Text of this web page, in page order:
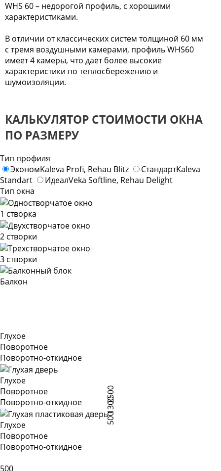
WHS 60 – недорогой профиль, с хорошими
характеристиками.
В отличии от классических систем толщиной 60 мм
с тремя воздушными камерами, профиль WHS60
имеет 4 камеры, что дает более высокие
характеристики по теплосбережению и
шумоизоляции.
КАЛЬКУЛЯТОР СТОИМОСТИ ОКНА
ПО РАЗМЕРУ
Тип профиля
ЭкономKaleva Profi, Rehau Blitz СтандартKaleva
Standart
ИдеалVeka Softline, Rehau Delight
Тип окна
1 створка
2 створки
3 створки
Балкон
2500
1300
500
Глухое
Поворотное
Поворотно-откидное
Глухое
Поворотное
Поворотно-откидное
Глухое
Поворотное
Поворотно-откидное
500